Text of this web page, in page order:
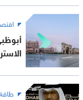
طاقة